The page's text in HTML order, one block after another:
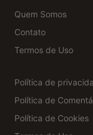
Quem Somos
Contato
Termos de Uso
Política de
Política de
Política de Cookies